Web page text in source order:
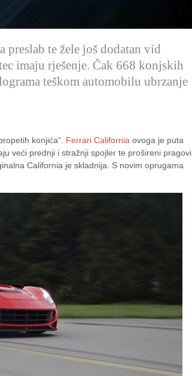
preslab te žele još dodatan vid
imaju rješenje. Čak 668 konjskih
teškom automobilu ubrzanje
konjića“. Ferrari California ovoga je puta
veći prednji i stražnji spojler te prošireni pragovi.
California je skladnija. S novim oprugama